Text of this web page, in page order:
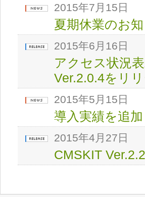
2015年7月15日
夏期休業のお
2015年6月16日
アクセス状況
Ver.2.0.4をリ
2015年5月15日
導入実績を追
2015年4月27日
CMSKIT